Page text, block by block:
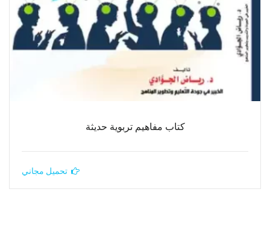
كتاب مفاهيم تربوية حديثة
تحميل مجاني